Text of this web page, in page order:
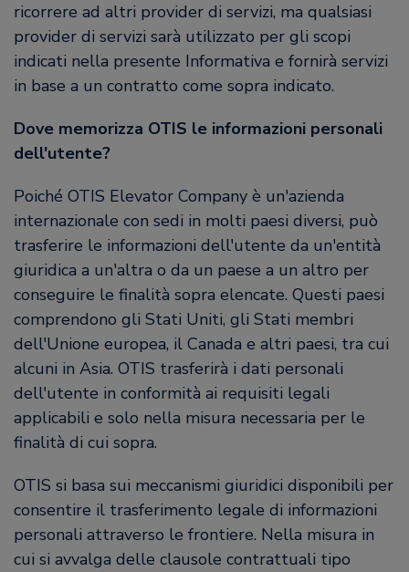
ricorrere ad altri provider di servizi, ma qualsiasi
provider di servizi sarà utilizzato per gli scopi
indicati nella presente Informativa e fornirà servizi
in base a un contratto come sopra indicato.
Dove memorizza OTIS le informazioni personali
dell'utente?
Poiché OTIS Elevator Company è un'azienda
internazionale con sedi in molti paesi diversi, può
trasferire le informazioni dell'utente da un'entità
giuridica a un'altra o da un paese a un altro per
conseguire le finalità sopra elencate. Questi paesi
comprendono gli Stati Uniti, gli Stati membri
dell'Unione europea, il Canada e altri paesi, tra cui
alcuni in Asia. OTIS trasferirà i dati personali
dell'utente in conformità ai requisiti legali
applicabili e solo nella misura necessaria per le
finalità di cui sopra.
OTIS si basa sui meccanismi giuridici disponibili per
consentire il trasferimento legale di informazioni
personali attraverso le frontiere. Nella misura in
cui si avvalga delle clausole contrattuali tipo